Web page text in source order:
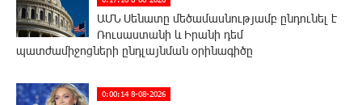
ԱՄՆ Սենատը մեծամասնությամբ ընդունել է
Ռուսաստանի և Իրանի դեմ
պատժամիջոցների ընդլայնման օրինագիծը
0:00:14 8-08-2026